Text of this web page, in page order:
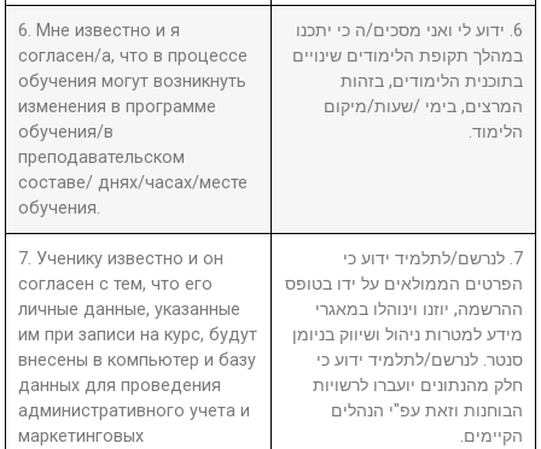
6. Мне известно и я
согласен/а, что в процессе
обучения могут возникнуть
изменения в программе
обучения/в
преподавательском
составе/ днях/часах/месте
обучения.
6. ידוע לי ואני מסכים/ה כי יתכנו
במהלך תקופת הלימודים שינויים
בתוכנית הלימודים, בזהות
המרצים, בימי /שעות/מיקום
הלימוד.
7. Ученику известно и он
согласен с тем, что его
личные данные, указанные
им при записи на курс, будут
внесены в компьютер и базу
данных для проведения
административного учета и
маркетинговых
7. לנרשם/לתלמיד ידוע כי
הפרטים הממולאים על ידו בטופס
ההרשמה, יוזנו וינוהלו במאגרי
מידע למטרות ניהול ושיווק בניומן
סנטר. לנרשם/לתלמיד ידוע כי
חלק מהנתונים יועברו לרשויות
הבוחנות וזאת עפ"י הנהלים
הקיימים.